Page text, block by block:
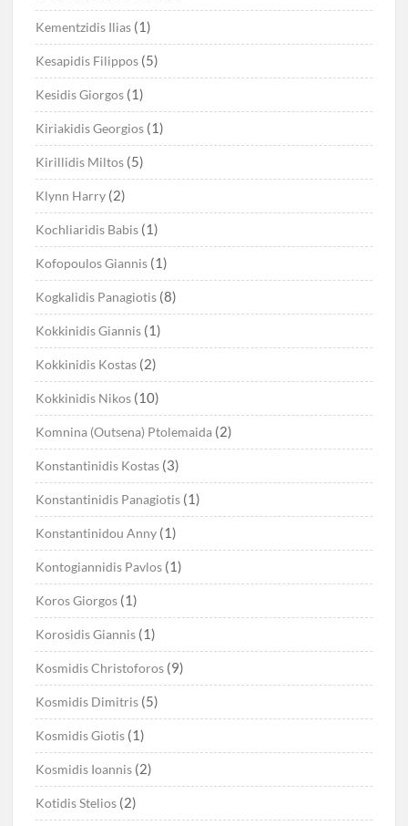
Kementzidis Ilias (1)
Kesapidis Filippos (5)
Kesidis Giorgos (1)
Kiriakidis Georgios (1)
Kirillidis Miltos (5)
Klynn Harry (2)
Kochliaridis Babis (1)
Kofopoulos Giannis (1)
Kogkalidis Panagiotis (8)
Kokkinidis Giannis (1)
Kokkinidis Kostas (2)
Kokkinidis Nikos (10)
Komnina (Outsena) Ptolemaida (2)
Konstantinidis Kostas (3)
Konstantinidis Panagiotis (1)
Konstantinidou Anny (1)
Kontogiannidis Pavlos (1)
Koros Giorgos (1)
Korosidis Giannis (1)
Kosmidis Christoforos (9)
Kosmidis Dimitris (5)
Kosmidis Giotis (1)
Kosmidis Ioannis (2)
Kotidis Stelios (2)